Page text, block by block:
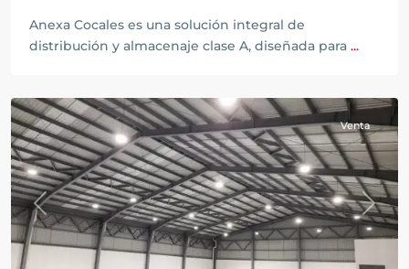
Anexa Cocales es una solución integral de
distribución y almacenaje clase A, diseñada para ...
Previous Next
Venta